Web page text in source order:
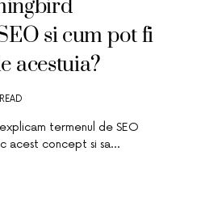
si cum pot fi
acestuia?
termenul de SEO
acest concept si sa…